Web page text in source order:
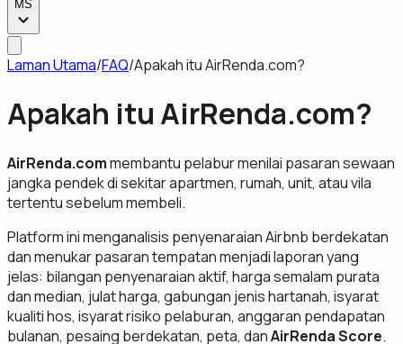
MS
Laman Utama/FAQ/Apakah itu AirRenda.com?
Apakah itu AirRenda.com?
AirRenda.commembantu pelabur menilai pasaran sewaan
jangka pendek di sekitar apartmen, rumah, unit, atau vila
tertentu sebelum membeli.
Platform ini menganalisis penyenaraian Airbnb berdekatan
dan menukar pasaran tempatan menjadi laporan yang
jelas: bilangan penyenaraian aktif, harga semalam purata
dan median, julat harga, gabungan jenis hartanah, isyarat
kualiti hos, isyarat risiko pelaburan, anggaran pendapatan
bulanan, pesaing berdekatan, peta, danAirRenda Score.